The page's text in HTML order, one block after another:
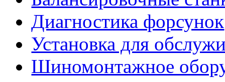
Диагностика форсунок
Установка для
Шиномонтажное